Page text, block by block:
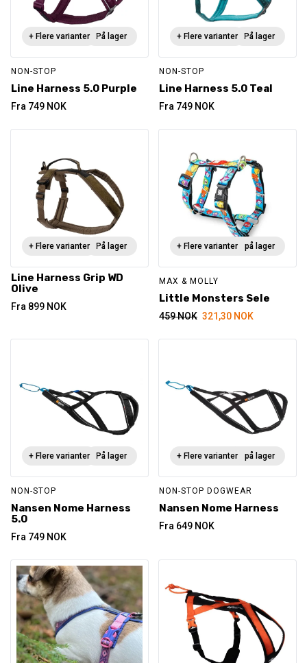
På lager
+ Flere varianter
NON-STOP
Line Harness 5.0 Purple
Fra 749 NOK
På lager
+ Flere varianter
NON-STOP
Line Harness 5.0 Teal
Fra 749 NOK
På lager
+ Flere varianter
Line Harness Grip WD
Olive
Fra 899 NOK
Ikke på lager
+ Flere varianter
MAX & MOLLY
Little Monsters Sele
459NOK 321,30 NOK
På lager
+ Flere varianter
NON-STOP
Nansen Nome Harness
5.0
Fra 749 NOK
Ikke på lager
+ Flere varianter
NON-STOP DOGWEAR
Nansen Nome Harness
Fra 649 NOK